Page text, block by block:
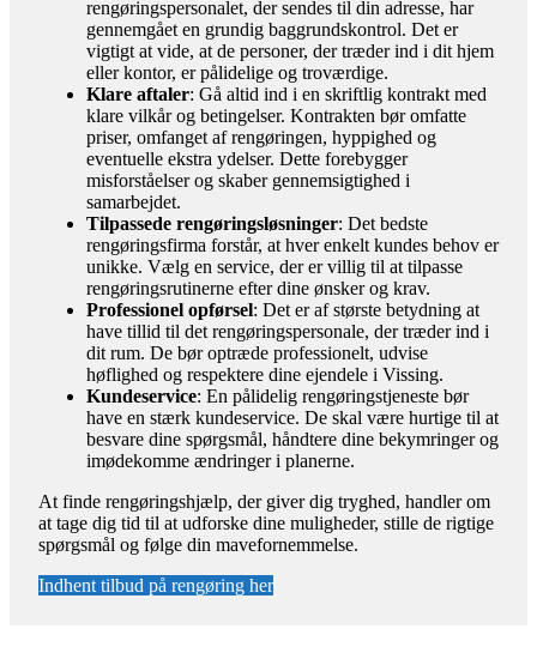
rengøringspersonalet, der sendes til din adresse, har
gennemgået en grundig baggrundskontrol. Det er
vigtigt at vide, at de personer, der træder ind i dit hjem
eller kontor, er pålidelige og troværdige.
Klare aftaler: Gå altid ind i en skriftlig kontrakt med
klare vilkår og betingelser. Kontrakten bør omfatte
priser, omfanget af rengøringen, hyppighed og
eventuelle ekstra ydelser. Dette forebygger
misforståelser og skaber gennemsigtighed i
samarbejdet.
Tilpassede rengøringsløsninger: Det bedste
rengøringsfirma forstår, at hver enkelt kundes behov er
unikke. Vælg en service, der er villig til at tilpasse
rengøringsrutinerne efter dine ønsker og krav.
Professionel opførsel: Det er af største betydning at
have tillid til det rengøringspersonale, der træder ind i
dit rum. De bør optræde professionelt, udvise
høflighed og respektere dine ejendele i Vissing.
Kundeservice: En pålidelig rengøringstjeneste bør
have en stærk kundeservice. De skal være hurtige til at
besvare dine spørgsmål, håndtere dine bekymringer og
imødekomme ændringer i planerne.
At finde rengøringshjælp, der giver dig tryghed, handler om
at tage dig tid til at udforske dine muligheder, stille de rigtige
spørgsmål og følge din mavefornemmelse.
Indhent tilbud på rengøring her